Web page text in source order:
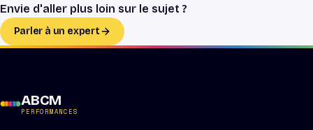
Envie d'aller plus loin sur le sujet ?
Parler à un expert
ABCM
PERFORMANCES